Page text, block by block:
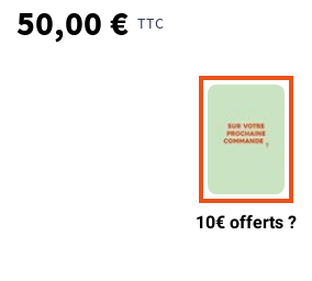
50,00 € TTC